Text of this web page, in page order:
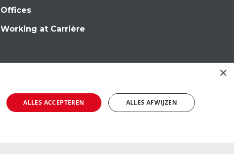
Offices
Working at Carrière
×
ALLES ACCEPTEREN ALLES AFWIJZEN